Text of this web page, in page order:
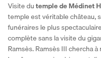
Visite du temple de Médinet
temple est véritable château,
funéraires le plus
complète sans la visite du
Ramsès. Ramsès III chercha